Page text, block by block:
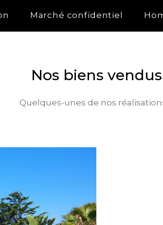
Marché confidentiel
Nos biens vendus
Quelques-unes de nos